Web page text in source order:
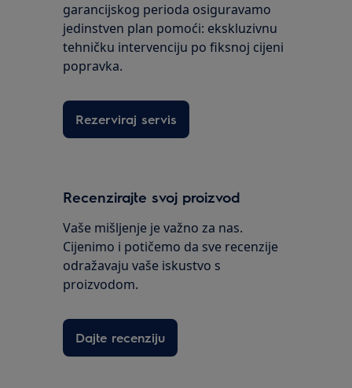
garancijskog perioda osiguravamo
jedinstven plan pomoći: ekskluzivnu
tehničku intervenciju po fiksnoj cijeni
popravka.
Rezerviraj servis
Recenzirajte svoj proizvod
Vaše mišljenje je važno za nas.
Cijenimo i potičemo da sve recenzije
odražavaju vaše iskustvo s
proizvodom.
Dajte recenziju